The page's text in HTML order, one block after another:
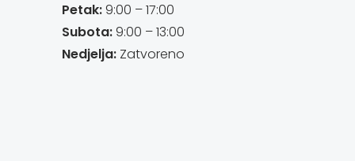
Petak:9:00 – 17:00
Subota:9:00 – 13:00
Nedjelja:Zatvoreno